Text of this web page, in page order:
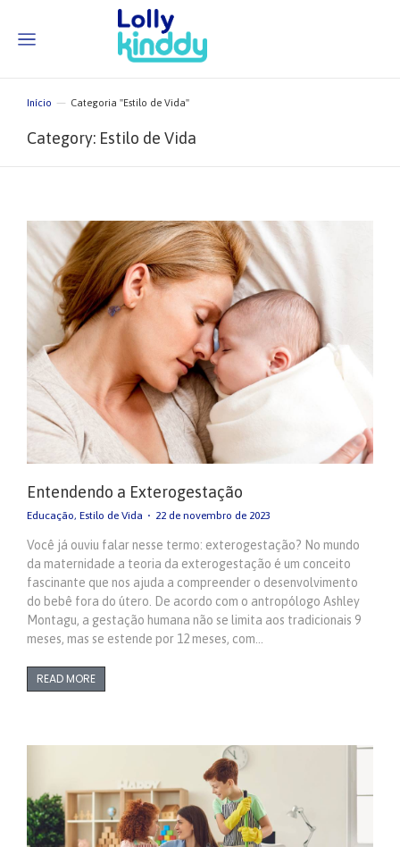
Você está aqui:
Início Categoria "Estilo de Vida"
Category: Estilo de Vida
Entendendo a Exterogestação
Educação, Estilo de Vida 22 de novembro de 2023
Você já ouviu falar nesse termo: exterogestação? No mundo
da maternidade a teoria da exterogestação é um conceito
fascinante que nos ajuda a compreender o desenvolvimento
do bebê fora do útero. De acordo com o antropólogo Ashley
Montagu, a gestação humana não se limita aos tradicionais 9
meses, mas se estende por 12 meses, com…
READ MORE